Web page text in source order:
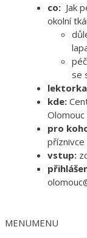
co: Jak
okolní
se
kde:
pro
vstup:
MENUMENU